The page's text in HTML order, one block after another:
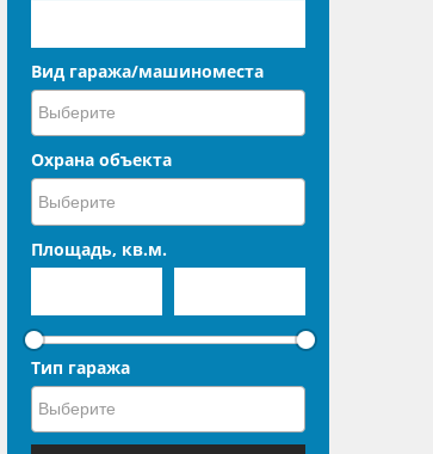
Вид гаража/машиноместа
Охрана объекта
Площадь, кв.м.
Тип гаража